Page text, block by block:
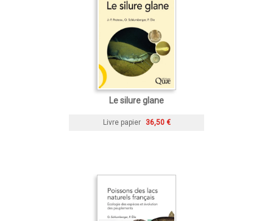
Le silure glane
Livre papier 36,50 €